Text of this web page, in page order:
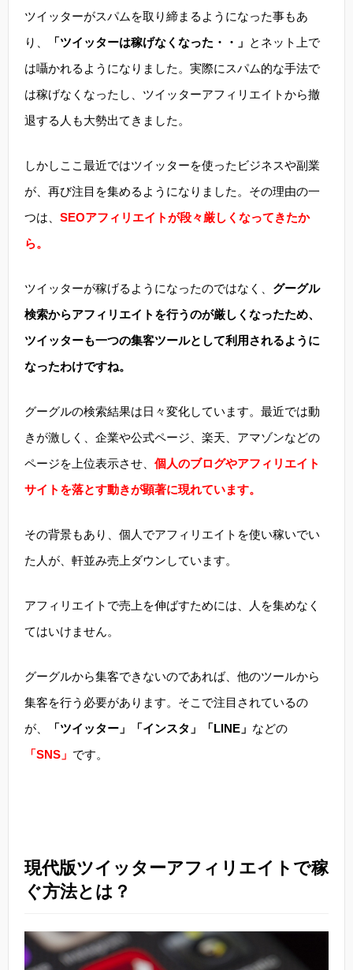
ツイッターがスパムを取り締まるようになった事もあ
り、
「ツイッターは稼げなくなった・・」 とネット上で
は囁かれるようになりました。実際にスパム的な手法で
は稼げなくなったし、ツイッターアフィリエイトから撤
退する人も大勢出てきました。
しかしここ最近ではツイッターを使ったビジネスや副業
が、再び注目を集めるようになりました。その理由の一
つは、 SEOアフィリエイトが段々厳しくなってきたか
ら。
ツイッターが稼げるようになったのではなく、 グーグル
検索からアフィリエイトを行うのが厳しくなったため、
ツイッターも一つの集客ツールとして利用されるように
なったわけですね。
グーグルの検索結果は日々変化しています。最近では動
きが激しく、企業や公式ページ、楽天、アマゾンなどの
ページを上位表示させ、 個人のブログやアフィリエイト
サイトを落とす動きが顕著に現れています。
その背景もあり、個人でアフィリエイトを使い稼いでい
た人が、軒並み売上ダウンしています。
アフィリエイトで売上を伸ばすためには、人を集めなく
てはいけません。
グーグルから集客できないのであれば、他のツールから
集客を行う必要があります。そこで注目されているの
が、
「ツイッター」「インスタ」「LINE」 などの
「SNS」 です。
現代版ツイッターアフィリエイトで稼
ぐ方法とは？